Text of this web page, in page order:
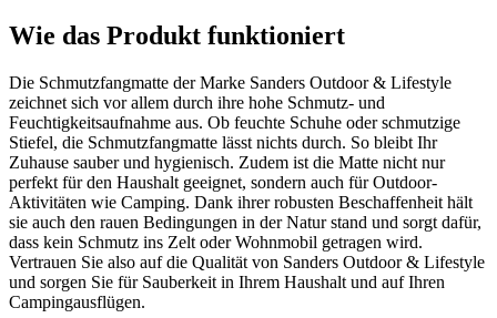
Wie das Produkt funktioniert
Die Schmutzfangmatte der Marke Sanders Outdoor & Lifestyle
zeichnet sich vor allem durch ihre hohe Schmutz- und
Feuchtigkeitsaufnahme aus. Ob feuchte Schuhe oder schmutzige
Stiefel, die Schmutzfangmatte lässt nichts durch. So bleibt Ihr
Zuhause sauber und hygienisch. Zudem ist die Matte nicht nur
perfekt für den Haushalt geeignet, sondern auch für Outdoor-
Aktivitäten wie Camping. Dank ihrer robusten Beschaffenheit hält
sie auch den rauen Bedingungen in der Natur stand und sorgt dafür,
dass kein Schmutz ins Zelt oder Wohnmobil getragen wird.
Vertrauen Sie also auf die Qualität von Sanders Outdoor & Lifestyle
und sorgen Sie für Sauberkeit in Ihrem Haushalt und auf Ihren
Campingausflügen.